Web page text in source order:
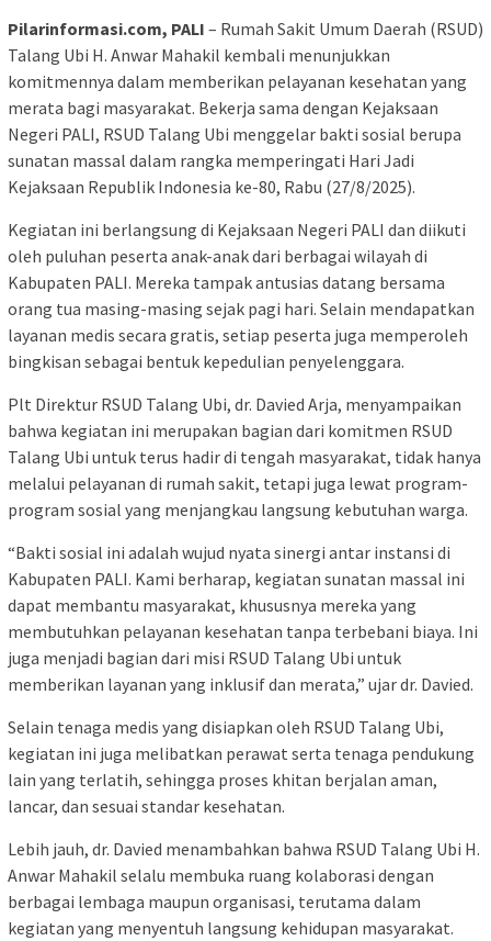
Pilarinformasi.com, PALI – Rumah Sakit Umum Daerah (RSUD)
Talang Ubi H. Anwar Mahakil kembali menunjukkan
komitmennya dalam memberikan pelayanan kesehatan yang
merata bagi masyarakat. Bekerja sama dengan Kejaksaan
Negeri PALI, RSUD Talang Ubi menggelar bakti sosial berupa
sunatan massal dalam rangka memperingati Hari Jadi
Kejaksaan Republik Indonesia ke-80, Rabu (27/8/2025).
Kegiatan ini berlangsung di Kejaksaan Negeri PALI dan diikuti
oleh puluhan peserta anak-anak dari berbagai wilayah di
Kabupaten PALI. Mereka tampak antusias datang bersama
orang tua masing-masing sejak pagi hari. Selain mendapatkan
layanan medis secara gratis, setiap peserta juga memperoleh
bingkisan sebagai bentuk kepedulian penyelenggara.
Plt Direktur RSUD Talang Ubi, dr. Davied Arja, menyampaikan
bahwa kegiatan ini merupakan bagian dari komitmen RSUD
Talang Ubi untuk terus hadir di tengah masyarakat, tidak hanya
melalui pelayanan di rumah sakit, tetapi juga lewat program-
program sosial yang menjangkau langsung kebutuhan warga.
“Bakti sosial ini adalah wujud nyata sinergi antar instansi di
Kabupaten PALI. Kami berharap, kegiatan sunatan massal ini
dapat membantu masyarakat, khususnya mereka yang
membutuhkan pelayanan kesehatan tanpa terbebani biaya. Ini
juga menjadi bagian dari misi RSUD Talang Ubi untuk
memberikan layanan yang inklusif dan merata,” ujar dr. Davied.
Selain tenaga medis yang disiapkan oleh RSUD Talang Ubi,
kegiatan ini juga melibatkan perawat serta tenaga pendukung
lain yang terlatih, sehingga proses khitan berjalan aman,
lancar, dan sesuai standar kesehatan.
Lebih jauh, dr. Davied menambahkan bahwa RSUD Talang Ubi H.
Anwar Mahakil selalu membuka ruang kolaborasi dengan
berbagai lembaga maupun organisasi, terutama dalam
kegiatan yang menyentuh langsung kehidupan masyarakat.